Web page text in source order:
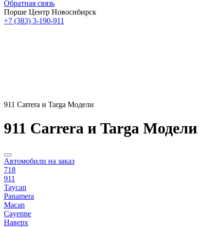
Обратная связь
Порше Центр Новосибирск
+7 (383) 3-190-911
911 Carrera и Targa Модели
911 Carrera и Targa Модели
Автомобили на заказ
718
911
Taycan
Panamera
Macan
Cayenne
Наверх